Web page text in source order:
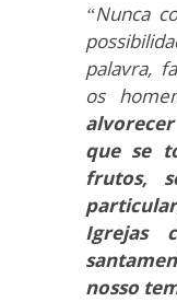
“Nunca
palavra,
os
que se
frutos,
Igrejas
nosso